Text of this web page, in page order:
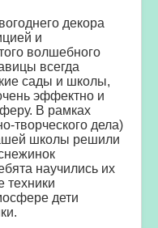
декора
и
волшебного
всегда
сады и школы,
эффектно и
В рамках
творческого дела)
школы решили
научились их
техники
дети